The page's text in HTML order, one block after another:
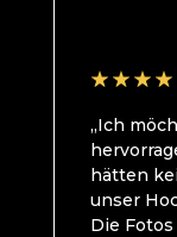
„Ich
hätten
unser
Die